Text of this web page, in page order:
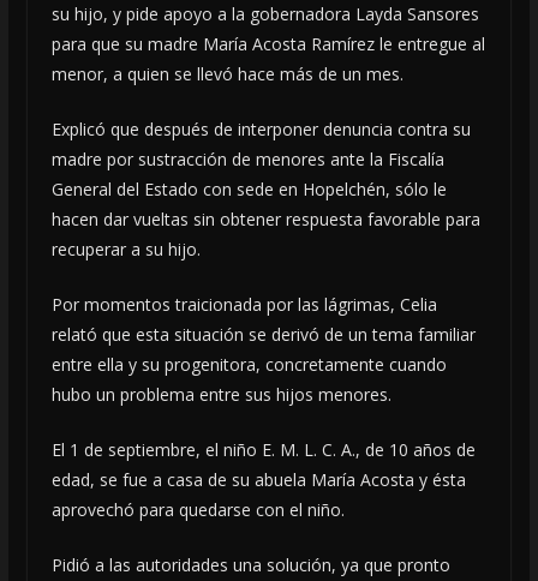
su hijo, y pide apoyo a la gobernadora Layda Sansores
para que su madre María Acosta Ramírez le entregue al
menor, a quien se llevó hace más de un mes.
Explicó que después de interponer denuncia contra su
madre por sustracción de menores ante la Fiscalía
General del Estado con sede en Hopelchén, sólo le
hacen dar vueltas sin obtener respuesta favorable para
recuperar a su hijo.
Por momentos traicionada por las lágrimas, Celia
relató que esta situación se derivó de un tema familiar
entre ella y su progenitora, concretamente cuando
hubo un problema entre sus hijos menores.
El 1 de septiembre, el niño E. M. L. C. A., de 10 años de
edad, se fue a casa de su abuela María Acosta y ésta
aprovechó para quedarse con el niño.
Pidió a las autoridades una solución, ya que pronto